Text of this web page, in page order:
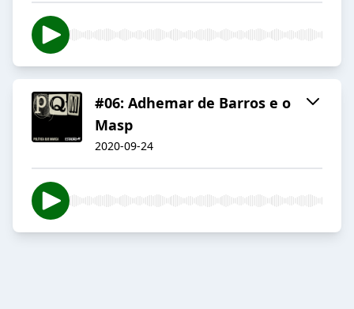
#06: Adhemar de Barros e o
Masp
2020-09-24